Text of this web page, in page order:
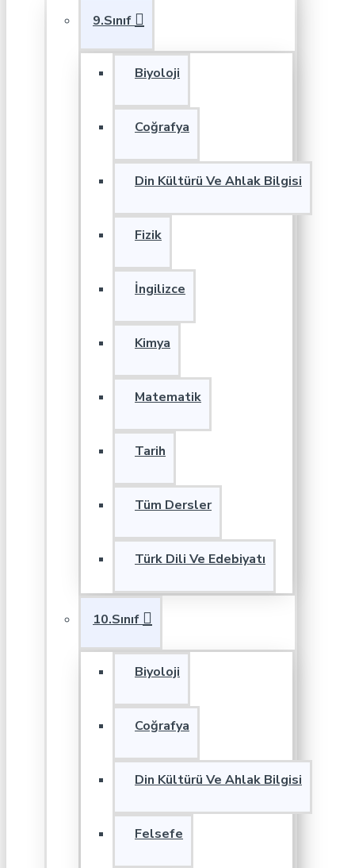
9.Sınıf
Biyoloji
Coğrafya
Din Kültürü Ve Ahlak Bilgisi
Fizik
İngilizce
Kimya
Matematik
Tarih
Tüm Dersler
Türk Dili Ve Edebiyatı
10.Sınıf
Biyoloji
Coğrafya
Din Kültürü Ve Ahlak Bilgisi
Felsefe